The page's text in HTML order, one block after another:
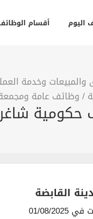
اليوم أقسام
وخدمة
/ وظائف عامة
القابضة
08/2025